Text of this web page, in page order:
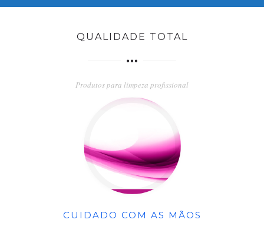
QUALIDADE TOTAL
Produtos para limpeza profissional
CUIDADO COM AS MÃOS